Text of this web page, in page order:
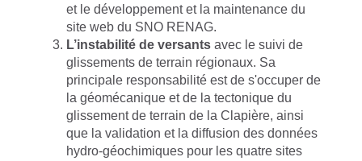
et le développement et la maintenance du
site web du SNO RENAG.
L’instabilité de versants avec le suivi de
glissements de terrain régionaux. Sa
principale responsabilité est de s'occuper de
la géomécanique et de la tectonique du
glissement de terrain de la Clapière, ainsi
que la validation et la diffusion des données
hydro-géochimiques pour les quatre sites